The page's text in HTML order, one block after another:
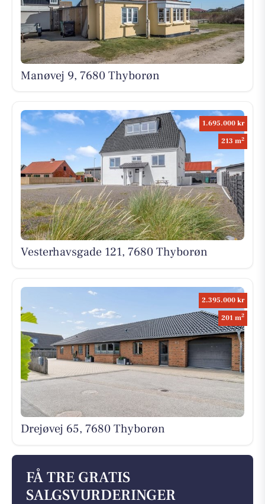
Manøvej 9, 7680 Thyborøn
1.695.000 kr
213 m2
Vesterhavsgade 121, 7680 Thyborøn
2.395.000 kr
201 m2
Drejøvej 65, 7680 Thyborøn
FÅ TRE GRATIS
SALGSVURDERINGER